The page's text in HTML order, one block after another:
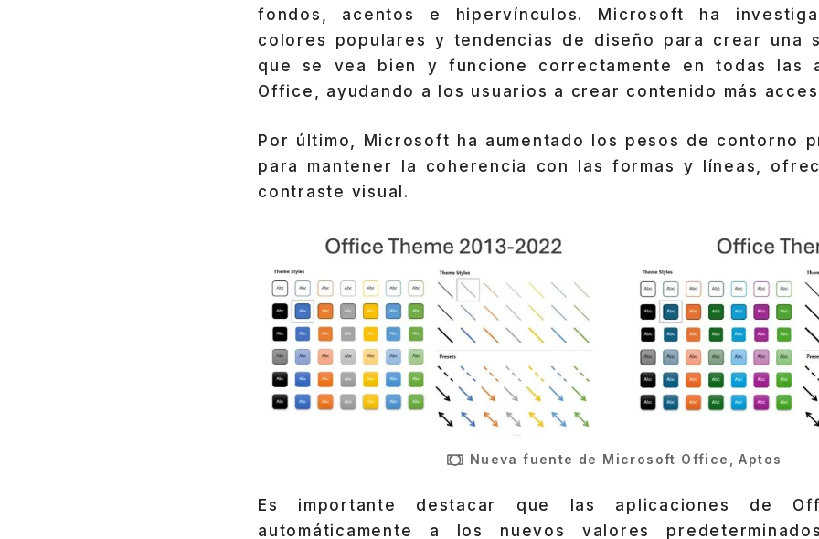
fondos, acentos e hipervínculos. Microsoft ha
colores populares y tendencias de diseño para crear una
que se vea bien y funcione correctamente en todas las
Office, ayudando a los usuarios a crear contenido más
Por último, Microsoft ha aumentado los pesos de contorno
para mantener la coherencia con las formas y líneas,
contraste visual.
Nueva fuente de Microsoft Office, Aptos
Es importante destacar que las aplicaciones de
automáticamente a los nuevos valores